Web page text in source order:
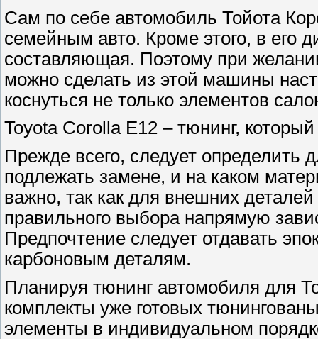
Сам по себе автомобиль Тойота
семейным авто. Кроме этого, в его
составляющая. Поэтому при
можно сделать из этой машины
коснуться не только элементов
Toyota Corolla E12 – тюнинг,
Прежде всего, следует определить
подлежать замене, и на каком
важно, так как для внешних
правильного выбора напрямую
Предпочтение следует отдавать
карбоновым деталям.
Планируя тюнинг автомобиля для
комплекты уже готовых
элементы в индивидуальном